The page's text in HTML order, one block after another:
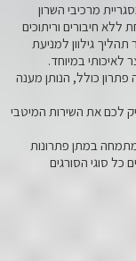
מרכיבי השרון
חיבורים וריתוכים
גילוון למניעת
במיוחד.
כולל, הנותן מענה
לכם את השירות המיטבי
ומתמחה במתן פתרונות
כל סוגי הסורגים